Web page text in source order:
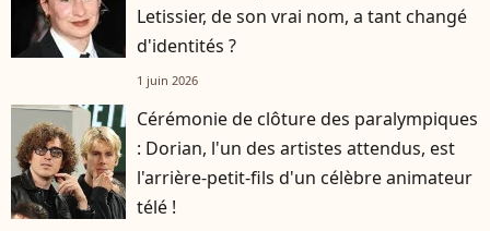
Letissier, de son vrai nom, a tant changé
d'identités ?
1 juin 2026
Cérémonie de clôture des paralympiques
: Dorian, l'un des artistes attendus, est
l'arrière-petit-fils d'un célèbre animateur
télé !